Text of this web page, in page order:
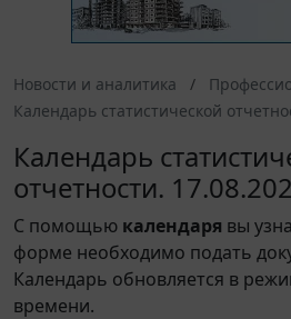
Новости и аналитика
Календарь статистической
Календарь
отчетности.
С помощью календаря вы
форме необходимо подать
Календарь обновляется в
времени.